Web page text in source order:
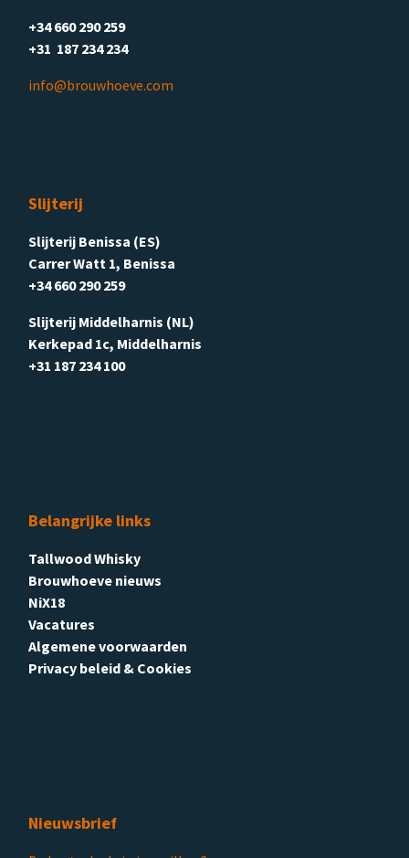
+34 660 290 259
+31 187 234 234
info@brouwhoeve.com
Slijterij
Slijterij Benissa (ES)
Carrer Watt 1, Benissa
+34 660 290 259
Slijterij Middelharnis (NL)
Kerkepad 1c, Middelharnis
+31 187 234 100
Belangrijke links
Tallwood Whisky
Brouwhoeve nieuws
NiX18
Vacatures
Algemene voorwaarden
Privacy beleid & Cookies
Nieuwsbrief